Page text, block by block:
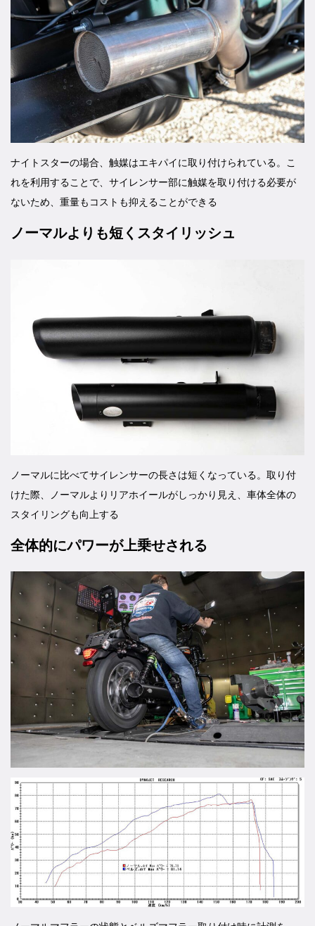
ナイトスターの場合、触媒はエキパイに取り付けられている。こ
れを利用することで、サイレンサー部に触媒を取り付ける必要が
ないため、重量もコストも抑えることができる
ノーマルよりも短くスタイリッシュ
ノーマルに比べてサイレンサーの長さは短くなっている。取り付
けた際、ノーマルよりリアホイールがしっかり見え、車体全体の
スタイリングも向上する
全体的にパワーが上乗せされる